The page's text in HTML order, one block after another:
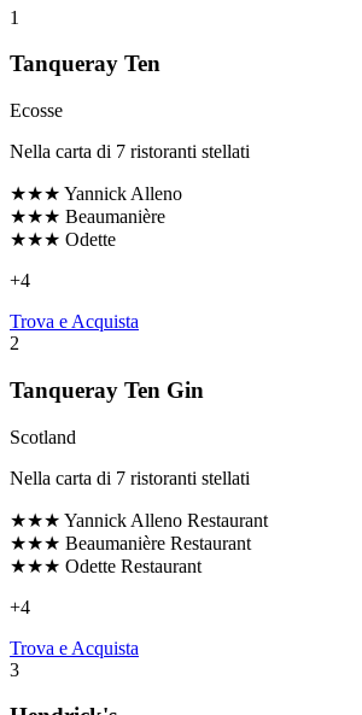
1
Tanqueray Ten
Ecosse
Nella carta di 7 ristoranti stellati
★★★ Yannick Alleno
★★★ Beaumanière
★★★ Odette
+4
Trova e Acquista
2
Tanqueray Ten Gin
Scotland
Nella carta di 7 ristoranti stellati
★★★ Yannick Alleno Restaurant
★★★ Beaumanière Restaurant
★★★ Odette Restaurant
+4
Trova e Acquista
3